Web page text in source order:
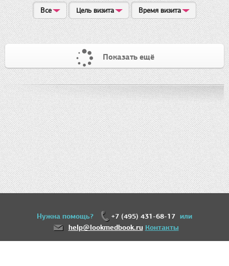
Все Цель визита Время визита
Показать ещё
Нужна помощь? +7 (495) 431-68-17 или
help@lookmedbook.ru Контакты